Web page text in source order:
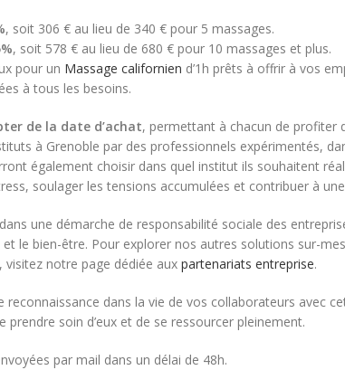
, soit 306 € au lieu de 340 € pour 5 massages.
, soit 578 € au lieu de 680 € pour 10 massages et plus.
pour un Massage californien d’1h prêts à offrir à vos
à tous les besoins.
de la date d’achat, permettant à chacun de profiter
à Grenoble par des professionnels expérimentés,
également choisir dans quel institut ils souhaitent
soulager les tensions accumulées et contribuer à
une démarche de responsabilité sociale des
et le bien-être. Pour explorer nos autres solutions sur-
notre page dédiée aux partenariats entreprise.
dans la vie de vos collaborateurs avec
soin d’eux et de se ressourcer pleinement.
par mail dans un délai de 48h.